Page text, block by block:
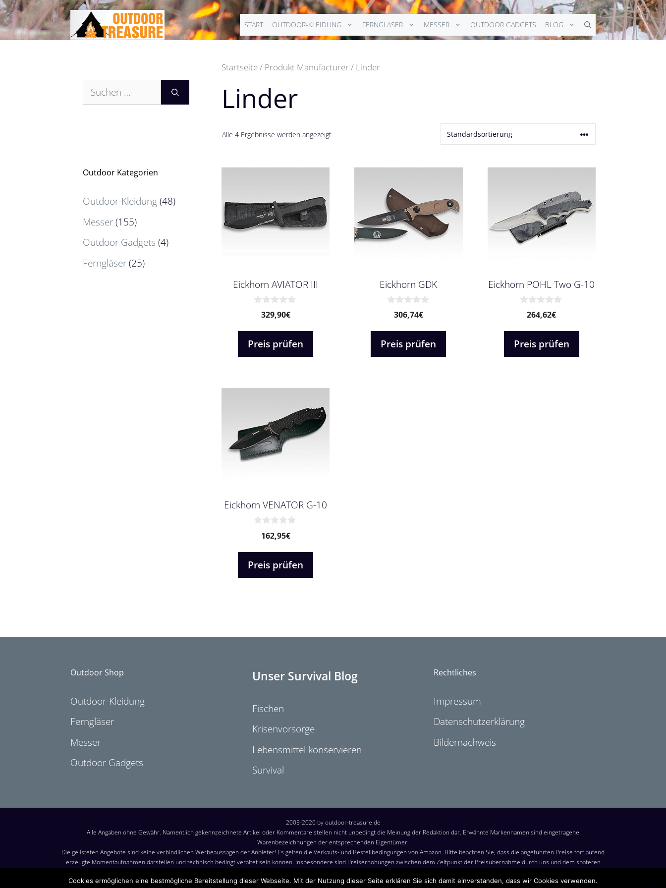
Zum
Inhalt
springen
START OUTDOOR-KLEIDUNG FERNGLÄSER MESSER OUTDOOR GADGETS BLOG
Startseite/ Produkt Manufacturer / Linder
Linder
Alle 4 Ergebnisse werden angezeigt
Eickhorn AVIATOR III
5
329,90€
Preis prüfen
Eickhorn GDK
5
306,74€
Preis prüfen
Eickhorn POHL Two G-10
5
264,62€
Preis prüfen
Eickhorn VENATOR G-10
5
162,95€
Preis prüfen
Suchen
nach:
Outdoor Kategorien
Outdoor-Kleidung(48)
Messer(155)
Outdoor Gadgets (4)
Ferngläser(25)
Outdoor Shop
Outdoor-Kleidung
Ferngläser
Messer
Outdoor Gadgets
Unser Survival Blog
Fischen
Krisenvorsorge
Lebensmittel konservieren
Survival
Rechtliches
Impressum
Datenschutzerklärung
Bildernachweis
2005-2026 by outdoor-treasure.de
Alle Angaben ohne Gewähr. Namentlich gekennzeichnete Artikel oder Kommentare stellen nicht unbedingt die Meinung der Redaktion dar. Erwähnte Markennamen sind eingetragene
Warenbezeichnungen der entsprechenden Eigentümer.
Die gelisteten Angebote sind keine verbindlichen Werbeaussagen der Anbieter! Es gelten die Verkaufs- und Bestellbedingungen von Amazon. Bitte beachten Sie, dass die angeführten Preise fortlaufend
erzeugte Momentaufnahmen darstellen und technisch bedingt veraltet sein können. Insbesondere sind Preiserhöhungen zwischen dem Zeitpunkt der Preisübernahme durch uns und dem späteren
MwSt. zzgl. Verpackungs- und Versandkosten. Versandkosten: Die angezeigten Versandkosten sind, sofern nicht anders angegeben, die Kosten für den Versand nach Deutschland. Es gelten jedoch die
Cookies ermöglichen eine bestmögliche Bereitstellung dieser Webseite. Mit der Nutzung dieser Seite erklären Sie sich damit einverstanden, dass wir Cookies verwenden.